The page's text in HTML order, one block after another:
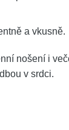
a vkusně.
nošení i
v srdci.